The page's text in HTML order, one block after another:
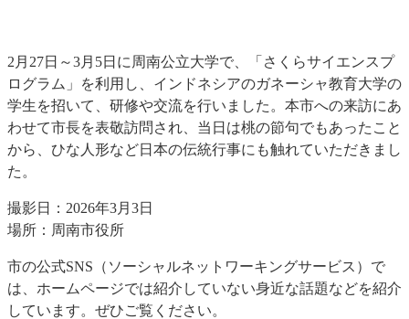
2月27日～3月5日に周南公立大学で、「さくらサイエンスプ
ログラム」を利用し、インドネシアのガネーシャ教育大学の
学生を招いて、研修や交流を行いました。本市への来訪にあ
わせて市長を表敬訪問され、当日は桃の節句でもあったこと
から、ひな人形など日本の伝統行事にも触れていただきまし
た。
撮影日：2026年3月3日
場所：周南市役所
市の公式SNS（ソーシャルネットワーキングサービス）で
は、ホームページでは紹介していない身近な話題などを紹介
しています。ぜひご覧ください。